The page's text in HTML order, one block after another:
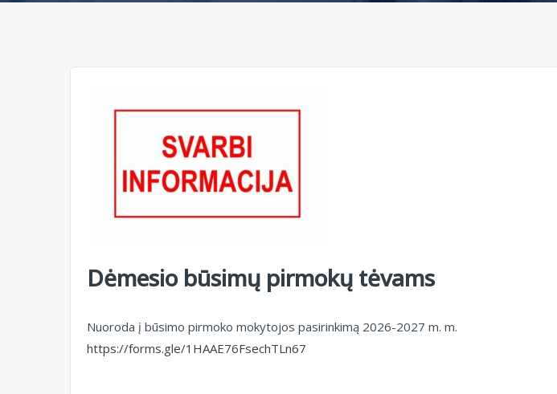
Dėmesio būsimų pirmokų tėvams
Nuoroda į būsimo pirmoko mokytojos pasirinkimą 2026-2027 m. m.
https://forms.gle/1HAAE76FsechTLn67